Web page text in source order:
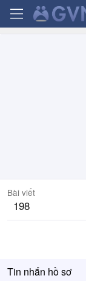
Bài viết
198
Tin nhắn hồ sơ